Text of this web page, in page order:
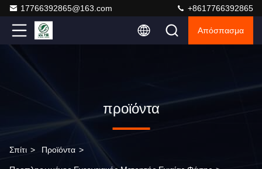
17766392865@163.com +8617766392865
Απόσπασμα
προϊόντα
Σπίτι > Προϊόντα >